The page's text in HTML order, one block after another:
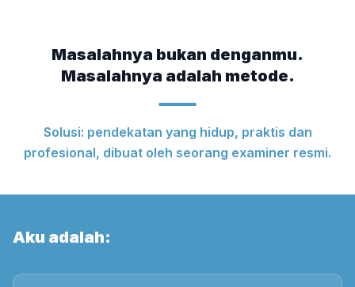
Masalahnya bukan denganmu.
Masalahnya adalah metode.
Solusi: pendekatan yang hidup, praktis dan
profesional, dibuat oleh seorang examiner resmi.
Aku adalah: